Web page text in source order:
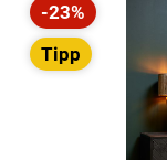
Rabatt
-23%
Tipp